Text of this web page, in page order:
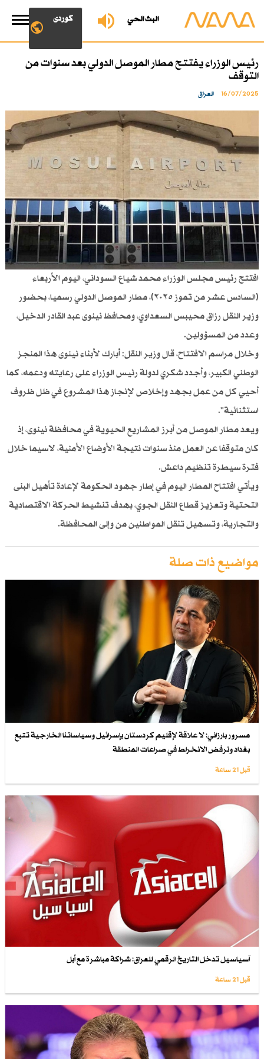
البث الحي کوردی
رئيس الوزراء يفتتح مطار الموصل الدولي بعد سنوات من
التوقف
16/07/2025 العراق
افتتح رئيس مجلس الوزراء محمد شياع السوداني، اليوم الأربعاء
(السادس عشر من تموز ٢٠٢٥)، مطار الموصل الدولي رسميا، بحضور
وزير النقل رزاق محيبس السعداوي، ومحافظ نينوى عبد القادر الدخيل،
وعدد من المسؤولين.
وخلال مراسم الافتتاح، قال وزير النقل: أبارك لأبناء نينوى هذا المنجز
الوطني الكبير، وأجدد شكري لدولة رئيس الوزراء على رعايته ودعمه، كما
أحيي كل من عمل بجهد وإخلاص لإنجاز هذا المشروع في ظل ظروف
استثنائية".
ويعد مطار الموصل من أبرز المشاريع الحيوية في محافظة نينوى، إذ
كان متوقفا عن العمل منذ سنوات نتيجة الأوضاع الأمنية، لاسيما خلال
فترة سيطرة تنظيم داعش.
ويأتي افتتاح المطار اليوم في إطار جهود الحكومة لإعادة تأهيل البنى
التحتية وتعزيز قطاع النقل الجوي، بهدف تنشيط الحركة الاقتصادية
والتجارية، وتسهيل تنقل المواطنين من وإلى المحافظة.
مواضيع ذات صلة
مسرور بارزاني: لا علاقة لإقليم كردستان بإسرائيل وسياساتنا الخارجية تتبع
بغداد ونرفض الانخراط في صراعات المنطقة
قبل 21 ساعة
آسياسيل تدخل التاريخ الرقمي للعراق: شراكة مباشرة مع أبل
قبل 21 ساعة